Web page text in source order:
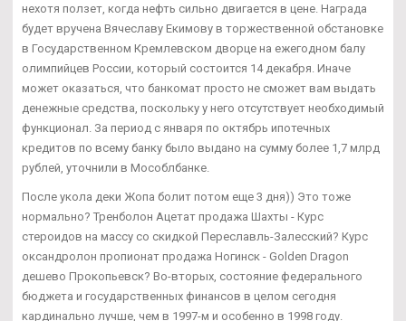
нехотя ползет, когда нефть сильно двигается в цене. Награда
будет вручена Вячеславу Екимову в торжественной обстановке
в Государственном Кремлевском дворце на ежегодном балу
олимпийцев России, который состоится 14 декабря. Иначе
может оказаться, что банкомат просто не сможет вам выдать
денежные средства, поскольку у него отсутствует необходимый
функционал. За период с января по октябрь ипотечных
кредитов по всему банку было выдано на сумму более 1,7 млрд
рублей, уточнили в Мособлбанке.
После укола деки Жопа болит потом еще 3 дня)) Это тоже
нормально? Тренболон Ацетат продажа Шахты - Курс
стероидов на массу со скидкой Переславль-Залесский? Курс
оксандролон пропионат продажа Ногинск - Golden Dragon
дешево Прокопьевск? Во-вторых, состояние федерального
бюджета и государственных финансов в целом сегодня
кардинально лучше, чем в 1997-м и особенно в 1998 году.